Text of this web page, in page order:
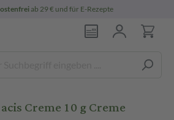
ab 29 € und für E-Rezepte
Creme 10 g Creme